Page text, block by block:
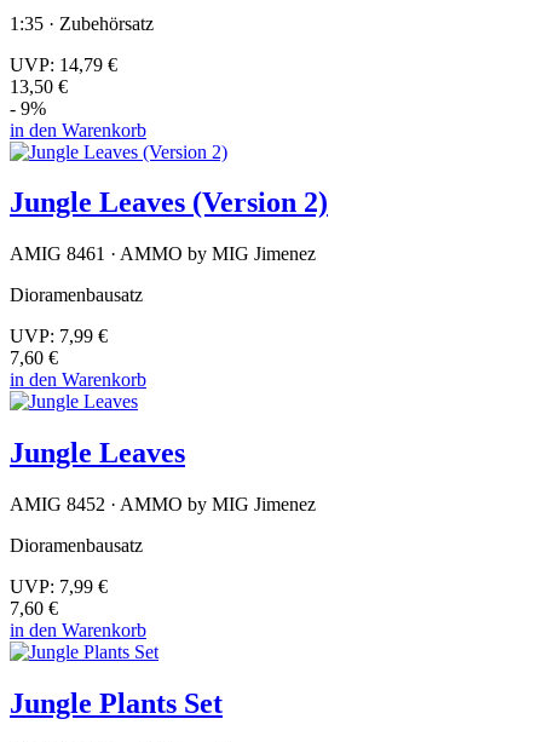
1:35 · Zubehörsatz
UVP: 14,79 €
13,50 €
- 9%
in den Warenkorb
Jungle Leaves (Version 2)
AMIG 8461 · AMMO by MIG Jimenez
Dioramenbausatz
UVP: 7,99 €
7,60 €
in den Warenkorb
Jungle Leaves
AMIG 8452 · AMMO by MIG Jimenez
Dioramenbausatz
UVP: 7,99 €
7,60 €
in den Warenkorb
Jungle Plants Set